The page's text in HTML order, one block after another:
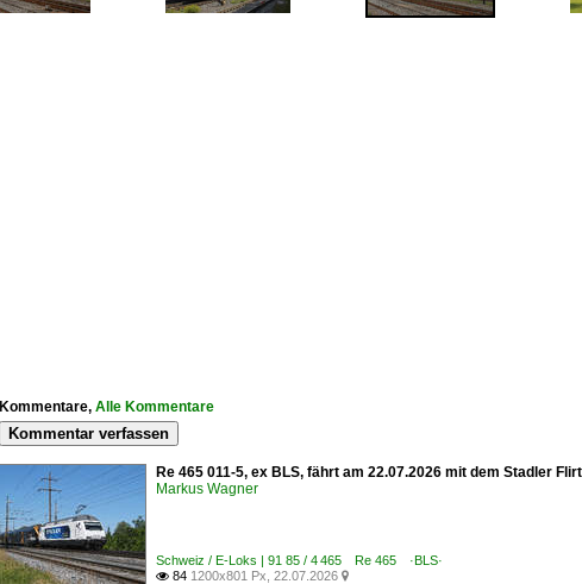
Kommentare, Alle Kommentare
Kommentar verfassen
Re 465 011-5, ex BLS, fährt am 22.07.2026 mit dem Stadler
Markus Wagner
Schweiz / E-Loks | 91 85 / 4 465 Re 465 ·BLS·
 84 1200x801 Px, 22.07.2026 